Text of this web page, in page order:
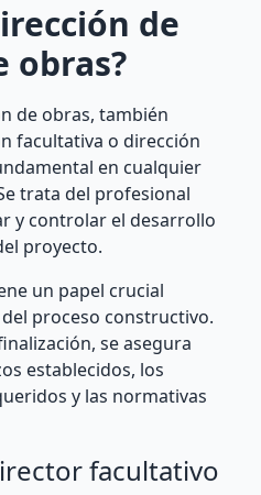
de
obras?
de obras, también
facultativa o dirección
en cualquier
trata del profesional
y controlar el desarrollo
proyecto.
un papel crucial
proceso constructivo.
se asegura
establecidos, los
y las normativas
facultativo